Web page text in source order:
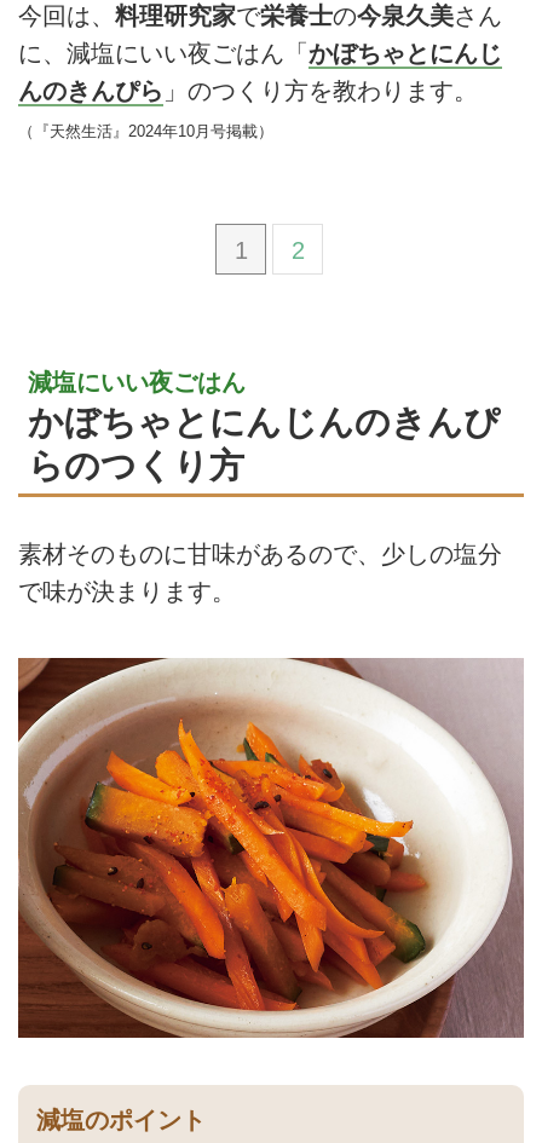
今回は、 料理研究家で栄養士の今泉久美さん
に、減塩にいい夜ごはん「 かぼちゃとにんじ
んのきんぴら 」のつくり方を教わります。
（『天然生活』2024年10月号掲載）
1 2
減塩にいい夜ごはん
かぼちゃとにんじんのきんぴ
らのつくり方
素材そのものに甘味があるので、少しの塩分
で味が決まります。
減塩のポイント